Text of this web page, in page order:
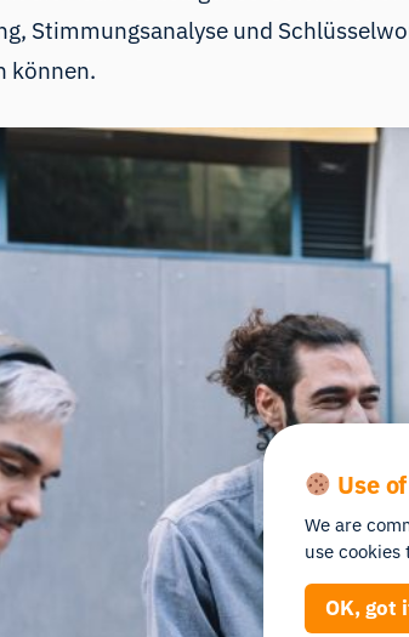
Stimmungsanalyse und
können.
Use
We are
use cookies
OK, got